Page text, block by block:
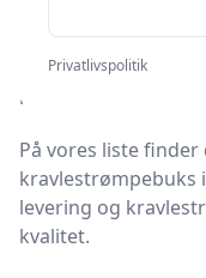
Du er landet på
bedste
På vores liste
kravlestrømpebuks
levering og
kvalitet.
Privatlivspolitik